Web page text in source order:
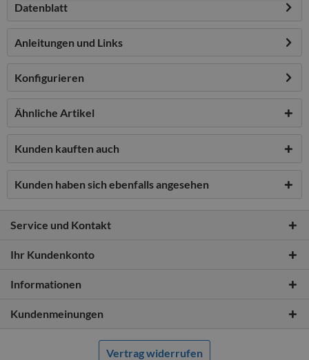
Datenblatt
Anleitungen und Links
Konfigurieren
Ähnliche Artikel
Kunden kauften auch
Kunden haben sich ebenfalls angesehen
Service und Kontakt
Ihr Kundenkonto
Informationen
Kundenmeinungen
Vertrag widerrufen